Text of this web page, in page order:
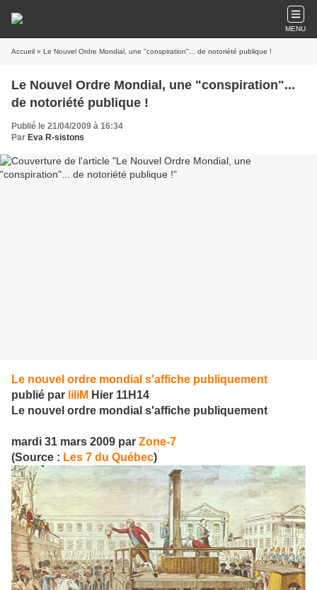
MENU
Accueil » Le Nouvel Ordre Mondial, une "conspiration"... de notoriété publique !
Le Nouvel Ordre Mondial, une "conspiration"...
de notoriété publique !
Publié le 21/04/2009 à 16:34
Par Eva R-sistons
Le nouvel ordre mondial s'affiche publiquement
publié par liliM Hier 11H14
Le nouvel ordre mondial s'affiche publiquement
mardi 31 mars 2009 par Zone-7
(Source : Les 7 du Québec)